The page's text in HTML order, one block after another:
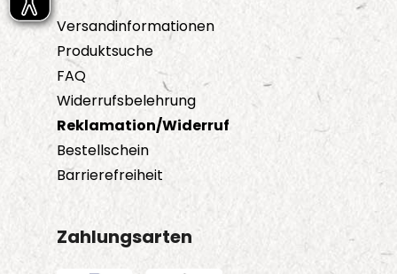
Versandinformationen
Produktsuche
FAQ
Widerrufsbelehrung
Reklamation/Widerruf
Bestellschein
Barrierefreiheit
Zahlungsarten